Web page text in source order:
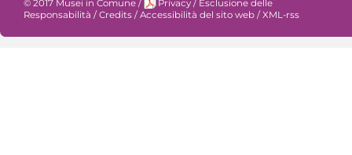
© 2017 Musei in Comune / Privacy / Esclusione delle
Responsabilità / Credits / Accessibilità del sito web / XML-rss